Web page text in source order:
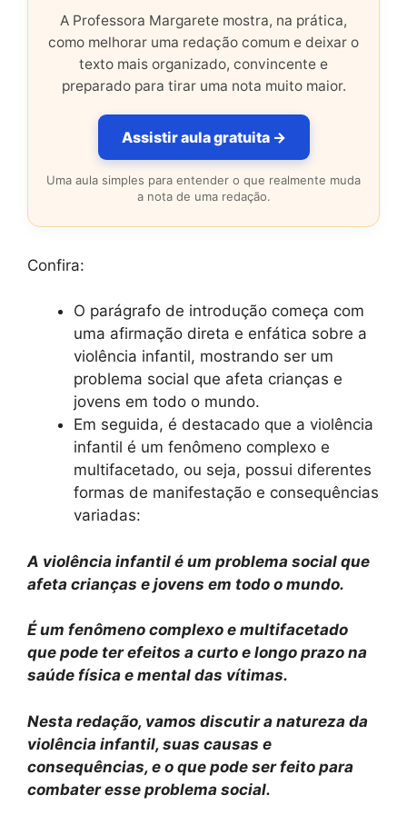
A Professora Margarete mostra, na prática,
como melhorar uma redação comum e deixar o
texto mais organizado, convincente e
preparado para tirar uma nota muito maior.
Assistir aula gratuita →
Uma aula simples para entender o que realmente muda
a nota de uma redação.
Confira:
O parágrafo de introdução começa com
uma afirmação direta e enfática sobre a
violência infantil, mostrando ser um
problema social que afeta crianças e
jovens em todo o mundo.
Em seguida, é destacado que a violência
infantil é um fenômeno complexo e
multifacetado, ou seja, possui diferentes
formas de manifestação e consequências
variadas:
A violência infantil é um problema social que
afeta crianças e jovens em todo o mundo.
É um fenômeno complexo e multifacetado
que pode ter efeitos a curto e longo prazo na
saúde física e mental das vítimas.
Nesta redação, vamos discutir a natureza da
violência infantil, suas causas e
consequências, e o que pode ser feito para
combater esse problema social.